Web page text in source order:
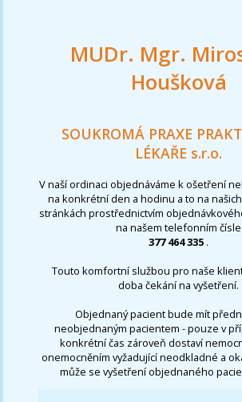
MUDr. Mgr.
Houšková
SOUKROMÁ PRAXE
LÉKAŘE s.r.o.
V naší ordinaci objednáváme k ošetření
na konkrétní den a hodinu a to na
stránkách prostřednictvím
na našem telefonním čísle
377 464 335 .
Touto komfortní službou pro naše
doba čekání na vyšetření.
Objednaný pacient bude mít
neobjednaným pacientem - pouze v
konkrétní čas zároveň dostaví
onemocněním vyžadující neodkladné a
může se vyšetření objednaného